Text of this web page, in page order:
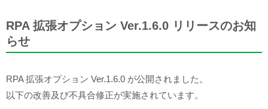
RPA 拡張オプション Ver.1.6.0 リリースのお知
らせ
RPA 拡張オプション Ver.1.6.0 が公開されました。
以下の改善及び不具合修正が実施されています。